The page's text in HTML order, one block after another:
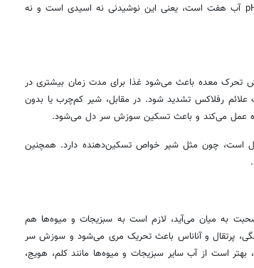
می‌کند و در درمان سرفه‌ی ناشی از GERD نقش دارد. pH آب هفت است، یعنی این نوشیدنی نه اسیدی است و نه
تحرک معده باعث می‌شود غذا برای مدت زمان بیشتری در
رفلاکس تشدید شود. در مقابل، شیر کم‌چرب یا بدون
عمل می‌کند و باعث تسکین سوزش سر دل می‌شود.
چون مثل شیر خواص تسکین‌دهنده دارد. همچنین
به میان می‌آید، لازم است به سبزیجات و میوه‌ها هم
پرتقال و آناناس باعث تحریک مری می‌شود و سوزش سر
بهتر است از آب سایر سبزیجات و میوه‌ها مانند کلم، هویج،